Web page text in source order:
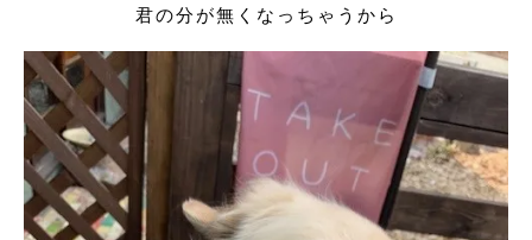
君の分が無くなっちゃうから